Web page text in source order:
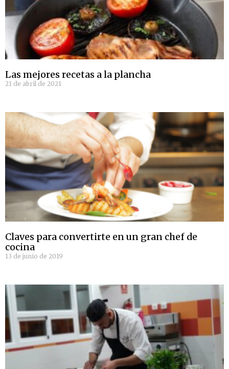
Las mejores recetas a la plancha
21 de abril de 2021
Claves para convertirte en un gran chef de
cocina
13 de junio de 2019